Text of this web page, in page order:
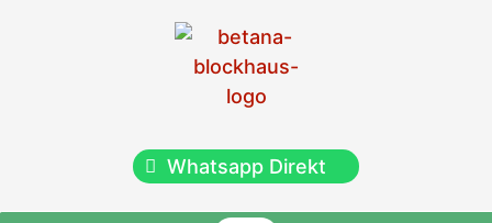
Whatsapp Direkt